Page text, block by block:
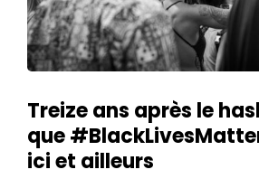
Treize ans après le
que
ici et ailleurs